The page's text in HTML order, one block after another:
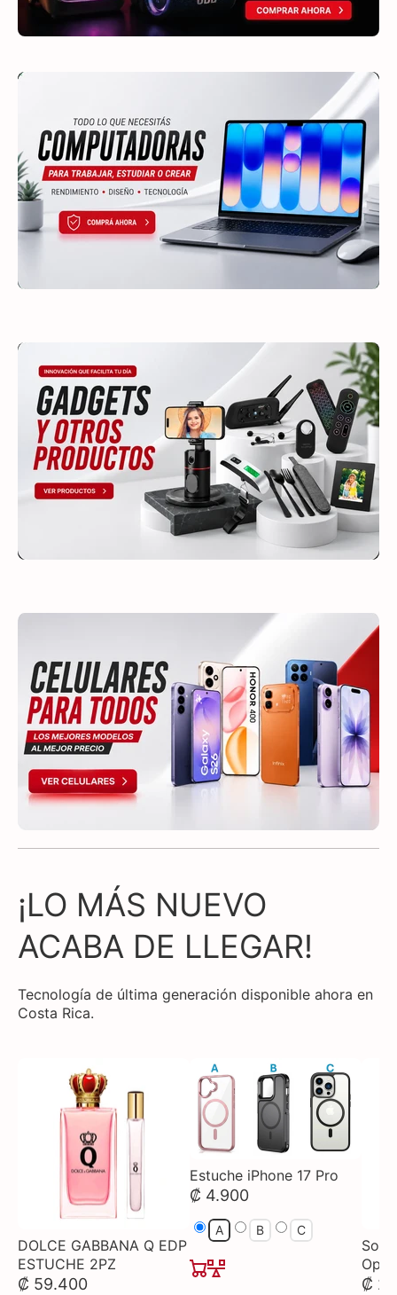
¡LO MÁS NUEVO
ACABA DE LLEGAR!
Tecnología de última generación disponible ahora en
Costa Rica.
DOLCE GABBANA Q EDP
ESTUCHE 2PZ
₡ 59.400
Estuche iPhone 17 Pro
₡ 4.900
A B C
₡